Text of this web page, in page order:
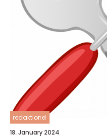
redaktionel
18. January 2024